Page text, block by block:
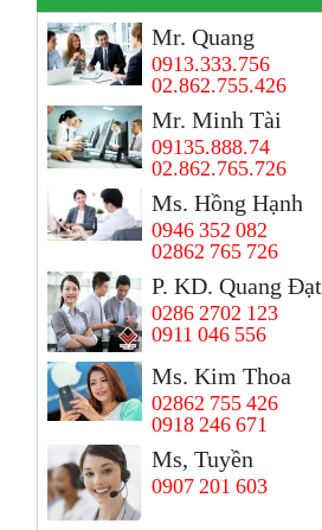
Mr. Quang
0913.333.756
02.862.755.426
Mr. Minh Tài
09135.888.74
02.862.765.726
Ms. Hồng Hạnh
0946 352 082
02862 765 726
P. KD. Quang Đạt
0286 2702 123
0911 046 556
Ms. Kim Thoa
02862 755 426
0918 246 671
Ms, Tuyền
0907 201 603